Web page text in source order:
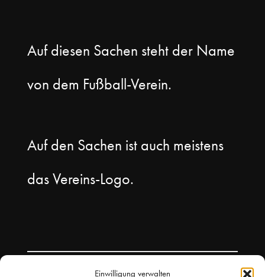
Einwilligung verwalten
Auf diesen Sachen steht der Name
von dem Fußball-Verein.
Auf den Sachen ist auch meistens
das Vereins-Logo.